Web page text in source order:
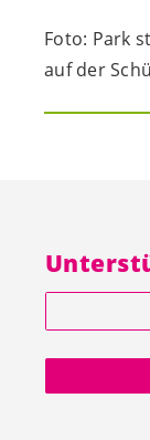
Foto: Park
auf der